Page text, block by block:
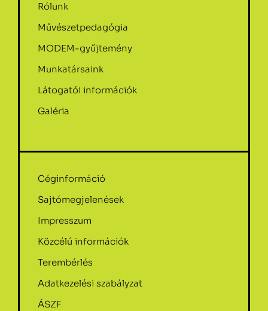
Rólunk
Művészetpedagógia
MODEM-gyűjtemény
Munkatársaink
Látogatói információk
Galéria
Céginformáció
Sajtómegjelenések
Impresszum
Közcélú információk
Terembérlés
Adatkezelési szabályzat
ÁSZF